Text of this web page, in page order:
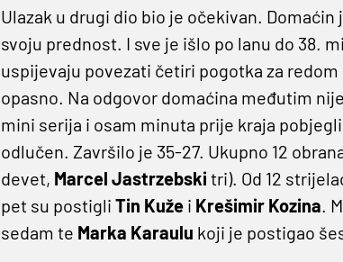
Ulazak u drugi dio bio je očekivan.
svoju prednost. I sve je išlo po lanu do 38.
uspijevaju povezati četiri pogotka za
opasno. Na odgovor domaćina međutim
mini serija i osam minuta prije kraja
odlučen. Završilo je 35-27. Ukupno 12
devet, Marcel Jastrzebski tri). Od 12
pet su postigli Tin Kužei Krešimir Kozina.
sedam te Marka Karaulu koji je postigao